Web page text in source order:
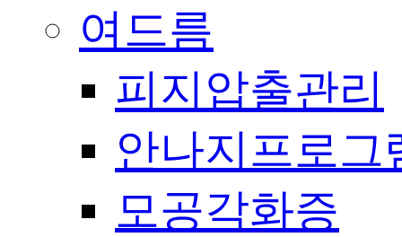
여드름
피지압출관리
안나지프로그
모공각화증